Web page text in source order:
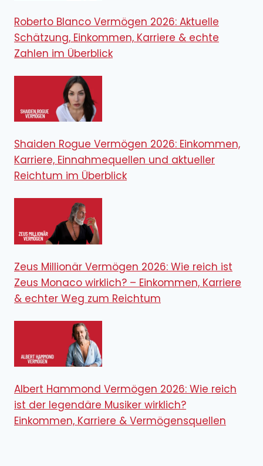
Roberto Blanco Vermögen 2026: Aktuelle
Schätzung, Einkommen, Karriere & echte
Zahlen im Überblick
Shaiden Rogue Vermögen 2026: Einkommen,
Karriere, Einnahmequellen und aktueller
Reichtum im Überblick
Zeus Millionär Vermögen 2026: Wie reich ist
Zeus Monaco wirklich? – Einkommen, Karriere
& echter Weg zum Reichtum
Albert Hammond Vermögen 2026: Wie reich
ist der legendäre Musiker wirklich?
Einkommen, Karriere & Vermögensquellen